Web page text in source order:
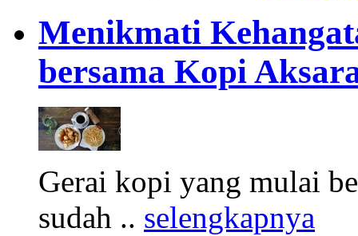
Menikmati
bersama Kopi
Gerai kopi yang mulai
sudah .. selengkapnya